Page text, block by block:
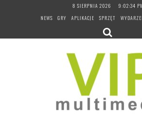
8 SIERPNIA 2026
9:02:35
NEWS
GRY APLIKACJE SPRZĘT